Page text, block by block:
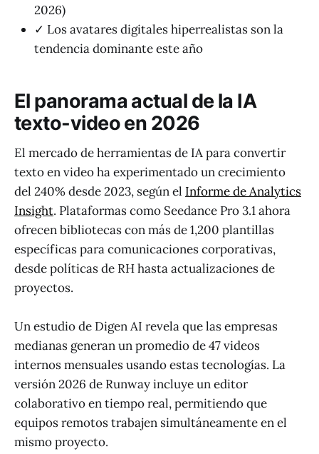
2026)
✓ Los avatares digitales hiperrealistas son la
tendencia dominante este año
El panorama actual de la IA
texto-video en 2026
El mercado de herramientas de IA para convertir
texto en video ha experimentado un crecimiento
del 240% desde 2023, según el Informe de Analytics
Insight. Plataformas como Seedance Pro 3.1 ahora
ofrecen bibliotecas con más de 1,200 plantillas
específicas para comunicaciones corporativas,
desde políticas de RH hasta actualizaciones de
proyectos.
Un estudio de Digen AI revela que las empresas
medianas generan un promedio de 47 videos
internos mensuales usando estas tecnologías. La
versión 2026 de Runway incluye un editor
colaborativo en tiempo real, permitiendo que
equipos remotos trabajen simultáneamente en el
mismo proyecto.